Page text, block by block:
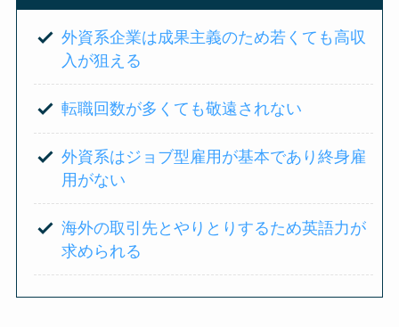
外資系企業は成果主義のため若くても高収
入が狙える
転職回数が多くても敬遠されない
外資系はジョブ型雇用が基本であり終身雇
用がない
海外の取引先とやりとりするため英語力が
求められる